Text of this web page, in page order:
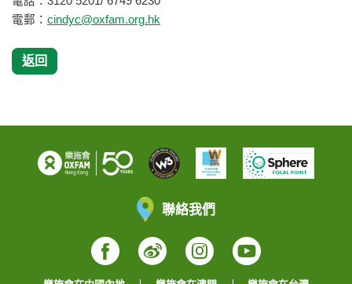
電郵： cindyc@oxfam.org.hk
返回
聯絡我們
Facebook
WeiboInstagram
YouTube